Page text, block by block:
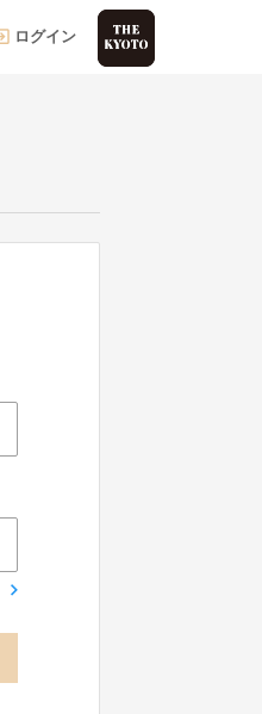
ログイン